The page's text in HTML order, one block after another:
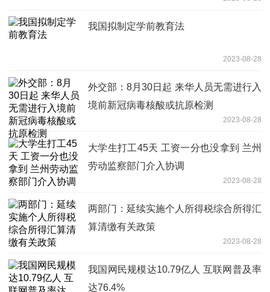
我国拟制定学前教育法
2023-08-28
外交部：8月30日起 来华人员无需进行入
境前新冠病毒核酸或抗原检测
2023-08-28
大学生打工45天 工资一分也没拿到 兰州
劳动监察部门介入协调
2023-08-28
两部门：延续实施个人所得税综合所得汇
算清缴有关政策
2023-08-28
我国网民规模达10.79亿人 互联网普及率
达76.4%